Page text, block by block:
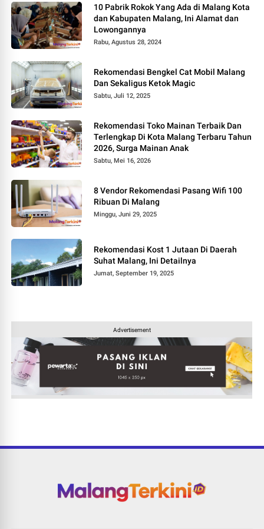
10 Pabrik Rokok Yang Ada di Malang Kota
dan Kabupaten Malang, Ini Alamat dan
Lowongannya
Rabu, Agustus 28, 2024
Rekomendasi Bengkel Cat Mobil Malang
Dan Sekaligus Ketok Magic
Sabtu, Juli 12, 2025
Rekomendasi Toko Mainan Terbaik Dan
Terlengkap Di Kota Malang Terbaru Tahun
2026, Surga Mainan Anak
Sabtu, Mei 16, 2026
8 Vendor Rekomendasi Pasang Wifi 100
Ribuan Di Malang
Minggu, Juni 29, 2025
Rekomendasi Kost 1 Jutaan Di Daerah
Suhat Malang, Ini Detailnya
Jumat, September 19, 2025
Advertisement